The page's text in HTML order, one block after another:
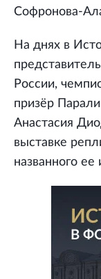
Софронова-
На днях в
России,
призёр
Анастасия
выставке
названного